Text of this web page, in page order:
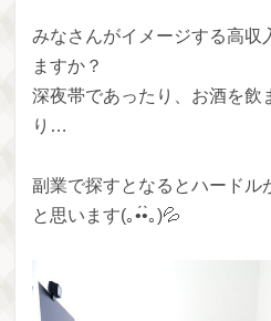
みなさんがイメージする高収
ますか？
深夜帯であったり、お酒を飲
り…
副業で探すとなるとハードル
と思います(｡•́•̀｡)💦